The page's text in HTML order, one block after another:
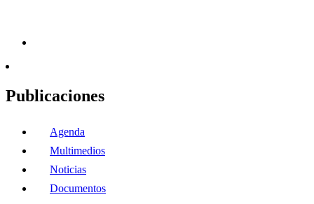
Publicaciones
Agenda
Multimedios
Noticias
Documentos